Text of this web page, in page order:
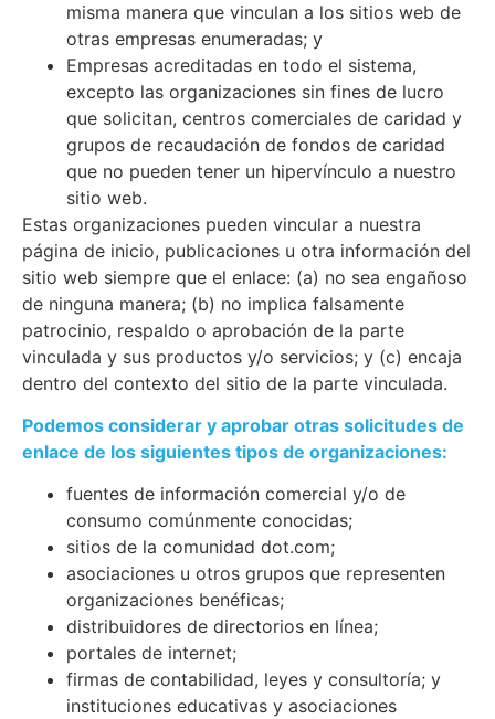
misma manera que vinculan a los sitios web de
otras empresas enumeradas; y
Empresas acreditadas en todo el sistema,
excepto las organizaciones sin fines de lucro
que solicitan, centros comerciales de caridad y
grupos de recaudación de fondos de caridad
que no pueden tener un hipervínculo a nuestro
sitio web.
Estas organizaciones pueden vincular a nuestra
página de inicio, publicaciones u otra información del
sitio web siempre que el enlace: (a) no sea engañoso
de ninguna manera; (b) no implica falsamente
patrocinio, respaldo o aprobación de la parte
vinculada y sus productos y/o servicios; y (c) encaja
dentro del contexto del sitio de la parte vinculada.
Podemos considerar y aprobar otras solicitudes de
enlace de los siguientes tipos de organizaciones:
fuentes de información comercial y/o de
consumo comúnmente conocidas;
sitios de la comunidad dot.com;
asociaciones u otros grupos que representen
organizaciones benéficas;
distribuidores de directorios en línea;
portales de internet;
firmas de contabilidad, leyes y consultoría; y
instituciones educativas y asociaciones